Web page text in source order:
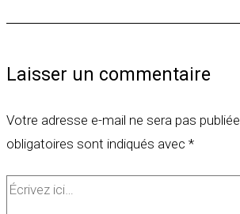
Laisser un commentaire
Votre adresse e-mail ne sera pas publiée.
obligatoires sont indiqués avec *
Écrivez